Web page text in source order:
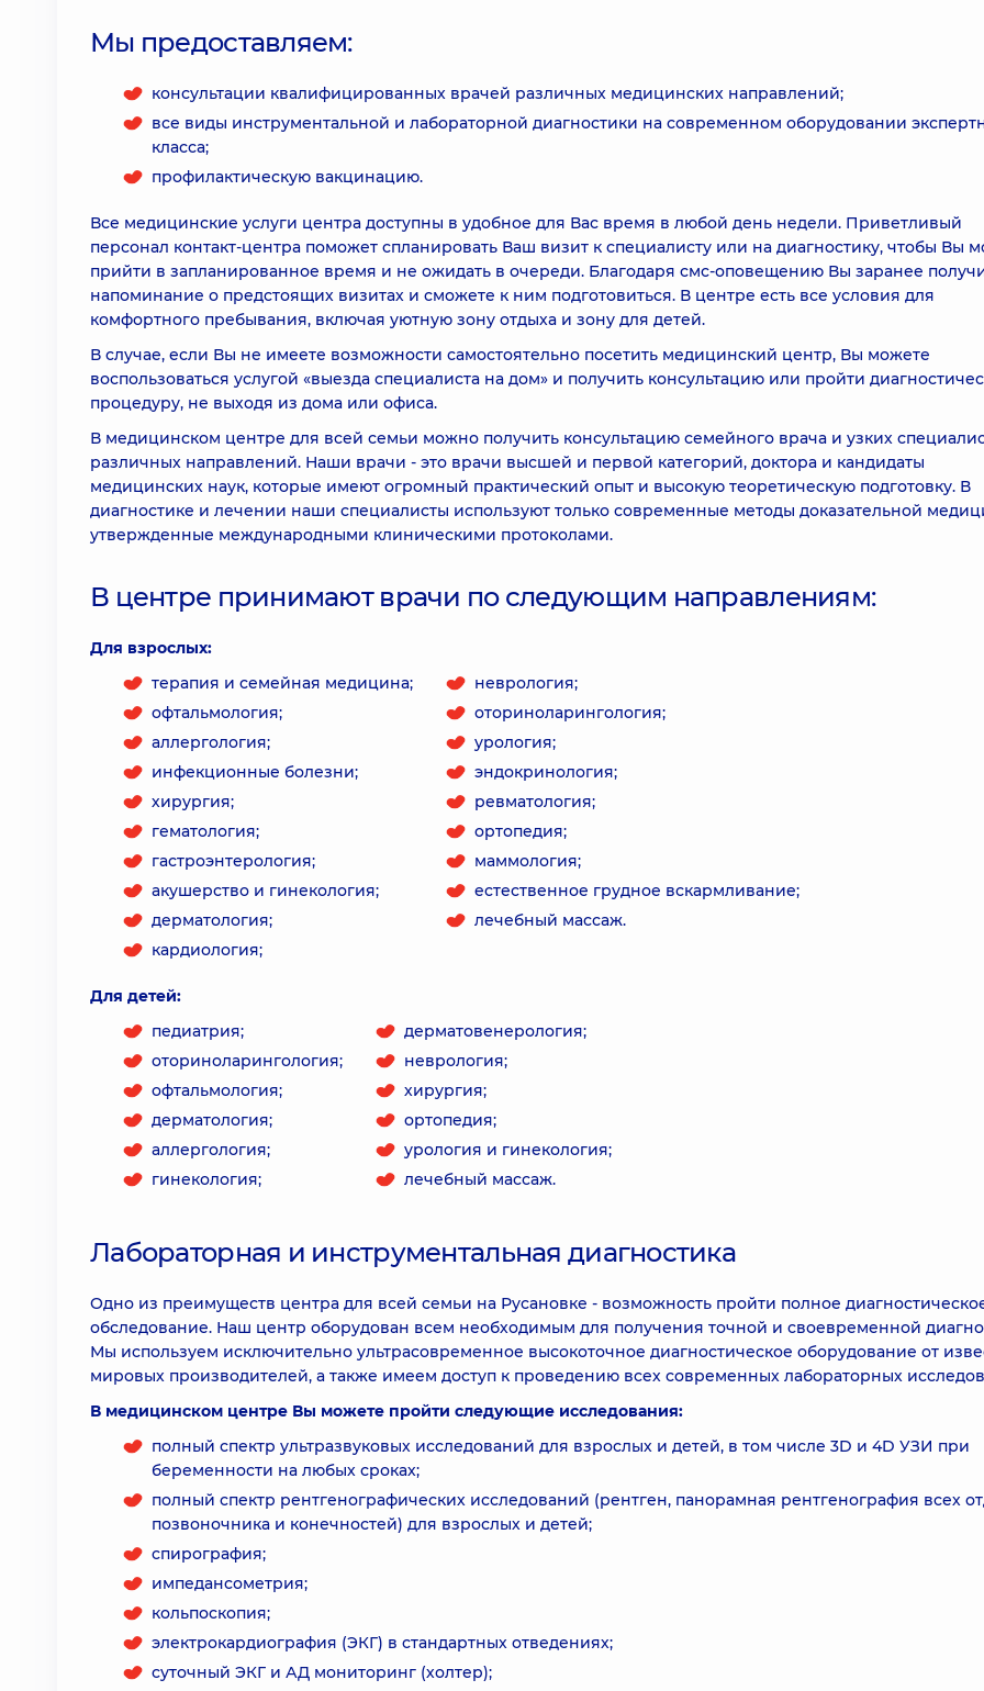
Мы предоставляем:
консультации квалифицированных врачей различных медицинских направлений;
все виды инструментальной и лабораторной диагностики на современном оборудовании
класса;
профилактическую вакцинацию.
Все медицинские услуги центра доступны в удобное для Вас время в любой день недели. Приветливый
персонал контакт-центра поможет спланировать Ваш визит к специалисту или на диагностику, чтобы Вы
прийти в запланированное время и не ожидать в очереди. Благодаря смс-оповещению Вы заранее
напоминание о предстоящих визитах и сможете к ним подготовиться. В центре есть все условия для
комфортного пребывания, включая уютную зону отдыха и зону для детей.
В случае, если Вы не имеете возможности самостоятельно посетить медицинский центр, Вы можете
воспользоваться услугой «выезда специалиста на дом» и получить консультацию или пройти
процедуру, не выходя из дома или офиса.
В медицинском центре для всей семьи можно получить консультацию семейного врача и узких
различных направлений. Наши врачи - это врачи высшей и первой категорий, доктора и кандидаты
медицинских наук, которые имеют огромный практический опыт и высокую теоретическую подготовку. В
диагностике и лечении наши специалисты используют только современные методы доказательной
утвержденные международными клиническими протоколами.
В центре принимают врачи по следующим направлениям:
Для взрослых:
терапия и семейная медицина;
офтальмология;
аллергология;
инфекционные болезни;
хирургия;
гематология;
гастроэнтерология;
акушерство и гинекология;
дерматология;
кардиология;
неврология;
оториноларингология;
урология;
эндокринология;
ревматология;
ортопедия;
маммология;
естественное грудное вскармливание;
лечебный массаж.
Для детей:
педиатрия;
оториноларингология;
офтальмология;
дерматология;
аллергология;
гинекология;
дерматовенерология;
неврология;
хирургия;
ортопедия;
урология и гинекология;
лечебный массаж.
Лабораторная и инструментальная диагностика
Одно из преимуществ центра для всей семьи на Русановке - возможность пройти полное
обследование. Наш центр оборудован всем необходимым для получения точной и своевременной
Мы используем исключительно ультрасовременное высокоточное диагностическое оборудование от
мировых производителей, а также имеем доступ к проведению всех современных лабораторных
В медицинском центре Вы можете пройти следующие исследования:
полный спектр ультразвуковых исследований для взрослых и детей, в том числе 3D и 4D УЗИ при
беременности на любых сроках;
полный спектр рентгенографических исследований (рентген, панорамная рентгенография всех
позвоночника и конечностей) для взрослых и детей;
спирография;
импедансометрия;
кольпоскопия;
электрокардиография (ЭКГ) в стандартных отведениях;
суточный ЭКГ и АД мониторинг (холтер);